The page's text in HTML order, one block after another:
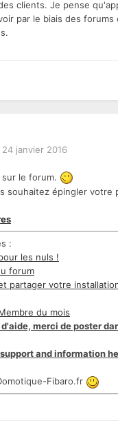
clients. Je pense
par le biais des
24 janvier 2016
le forum.
souhaitez épingler votre
:
les nuls !
forum
partager votre
du mois
merci de poster
and information
Fibaro.fr